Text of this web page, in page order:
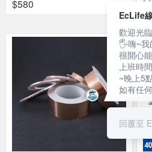
$580
M
EcLife
歡迎光臨
🖐嗨~我
很開心
上班時
~晚上5
如有任